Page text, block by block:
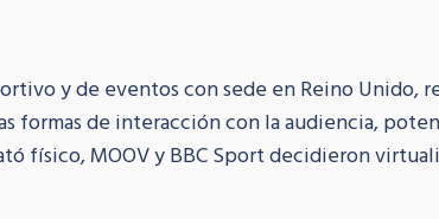
y de eventos con sede en Reino
formas de interacción con la audiencia,
físico, MOOV y BBC Sport decidieron